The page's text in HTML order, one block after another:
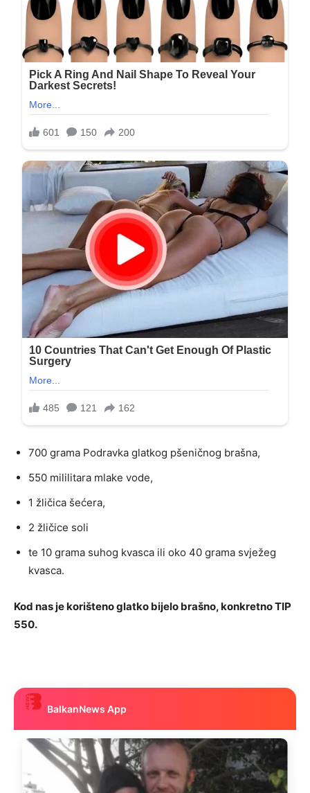
700 grama Podravka glatkog pšeničnog brašna,
550 mililitara mlake vode,
1 žličica šećera,
2 žličice soli
te 10 grama suhog kvasca ili oko 40 grama svježeg
kvasca.
Kod nas je korišteno glatko bijelo brašno, konkretno TIP
550.
BalkanNews App